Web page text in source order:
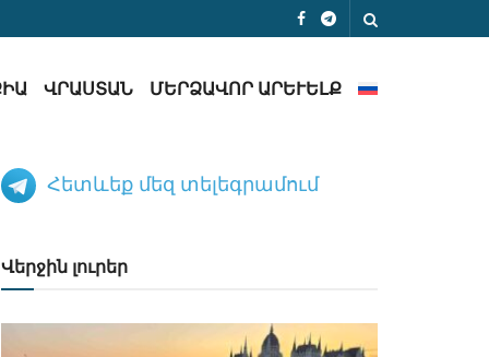
ՎՐԱՍՏԱՆ ՄԵՐՁԱՎՈՐ ԱՐԵՒԵԼՔ
Հետևեք մեզ տելեգրամում
Վերջին լուրեր